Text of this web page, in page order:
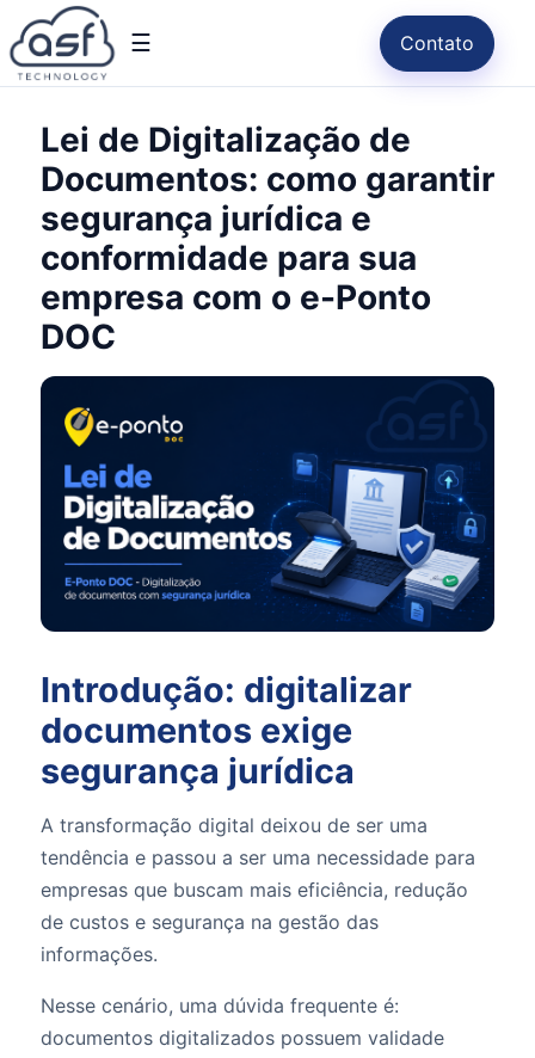
☰ Contato
Lei de Digitalização de
Documentos: como garantir
segurança jurídica e
conformidade para sua
empresa com o e-Ponto
DOC
Introdução: digitalizar
documentos exige
segurança jurídica
A transformação digital deixou de ser uma
tendência e passou a ser uma necessidade para
empresas que buscam mais eficiência, redução
de custos e segurança na gestão das
informações.
Nesse cenário, uma dúvida frequente é:
documentos digitalizados possuem validade